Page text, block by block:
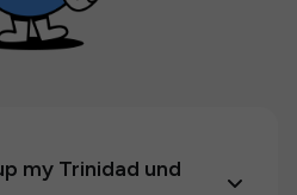
my Trinidad und